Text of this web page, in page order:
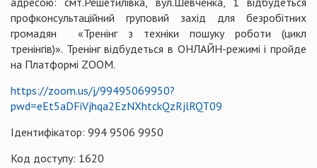
профконсультаційний груповий захід для безробітних
громадян «Тренінг з техніки пошуку роботи (цикл
тренінгів)». Тренінг відбудеться в ОНЛАЙН-режимі і пройде
на Платформі ZOOM.
https://zoom.us/j/99495069950?
pwd=eEt5aDFiVjhqa2EzNXhtckQzRjlRQT09
Ідентифікатор: 994 9506 9950
Код доступу: 1620